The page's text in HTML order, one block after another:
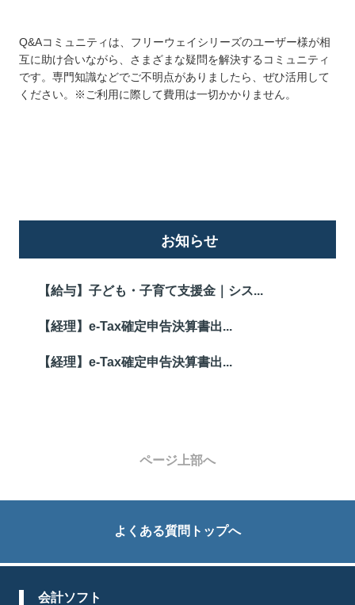
Q&Aコミュニティは、フリーウェイシリーズのユーザー様が相
互に助け合いながら、さまざまな疑問を解決するコミュニティ
です。専門知識などでご不明点がありましたら、ぜひ活用して
ください。※ご利用に際して費用は一切かかりません。
お知らせ
【給与】子ども・子育て支援金｜シス...
【経理】e-Tax確定申告決算書出...
【経理】e-Tax確定申告決算書出...
ページ上部へ
よくある質問トップへ
会計ソフト